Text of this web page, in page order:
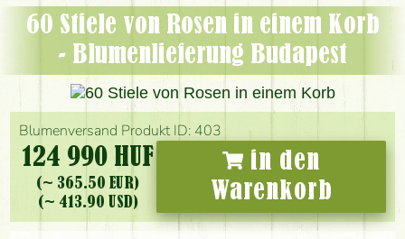
60 Stiele von Rosen in einem Korb
- Blumenlieferung Budapest
Blumenversand Produkt ID: 403
124 990 HUF
(~ 365.50 EUR)
(~ 413.90 USD)
in den
Warenkorb